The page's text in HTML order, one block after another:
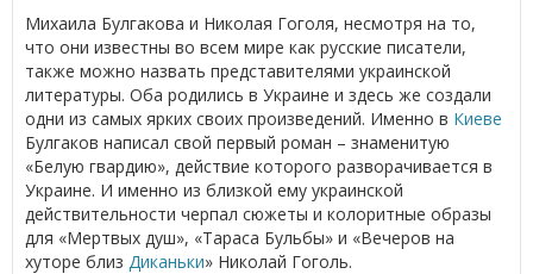
Михаила Булгакова и Николая Гоголя, несмотря на то,
что они известны во всем мире как русские писатели,
также можно назвать представителями украинской
литературы. Оба родились в Украине и здесь же создали
одни из самых ярких своих произведений. Именно в Киеве
Булгаков написал свой первый роман – знаменитую
«Белую гвардию», действие которого разворачивается в
Украине. И именно из близкой ему украинской
действительности черпал сюжеты и колоритные образы
для «Мертвых душ», «Тараса Бульбы» и «Вечеров на
хуторе близ Диканьки» Николай Гоголь.